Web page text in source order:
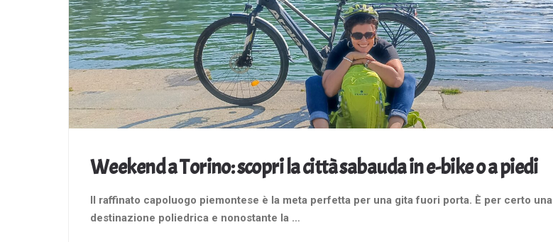
Weekend a Torino: scopri la città sabauda in e-bike o a piedi
Il raffinato capoluogo piemontese è la meta perfetta per una gita fuori porta. È per certo una
destinazione poliedrica e nonostante la …